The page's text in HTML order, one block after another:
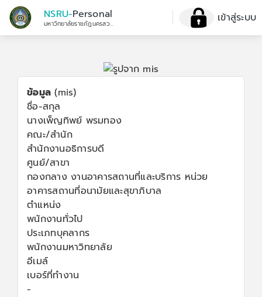
NSRU-Personal
มหาวิทยาลัยราชภัฏนครสวรรค์ เข้าสู่ระบบ
ข้อมูล (mis)
ชื่อ-สกุล
นางเพ็ญทิพย์ พรมทอง
คณะ/สำนัก
สำนักงานอธิการบดี
ศูนย์/สาขา
กองกลาง งานอาคารสถานที่และบริการ หน่วย
อาคารสถานที่อนามัยและสุขาภิบาล
ตำแหน่ง
พนักงานทั่วไป
ประเภทบุคลากร
พนักงานมหาวิทยาลัย
อีเมล์
เบอร์ที่ทำงาน
-